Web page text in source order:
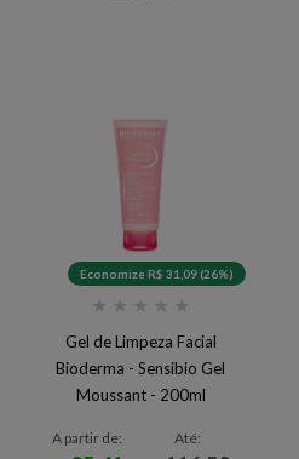
Economize R$ 31,09 (26%)
★ ★ ★ ★ ★
Gel de Limpeza Facial
Bioderma - Sensibio Gel
Moussant - 200ml
A partir de:
Até: